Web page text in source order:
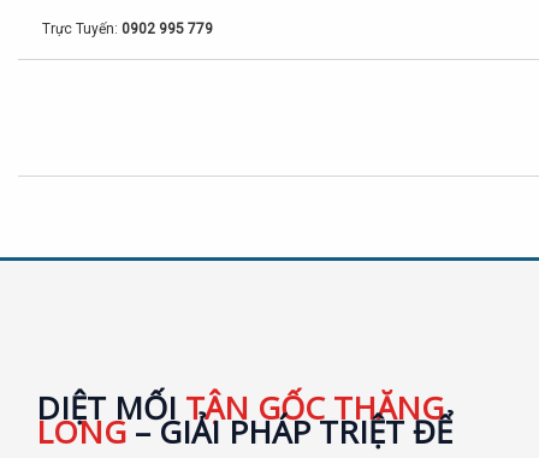
Trực Tuyến: 0902 995 779
DIỆT MỐI TẬN GỐC THĂNG
LONG– GIẢI PHÁP TRIỆT ĐỂ